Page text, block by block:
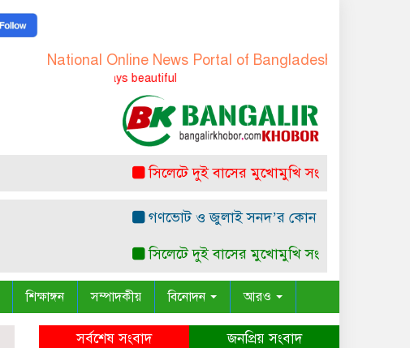
National Online News Portal of Bangladesh-বাংলাদেশের জাতীয়
সিলেটে দুই বাসের মুখোমুখি সংঘর্ষ: নিহত ৭
গণভোট ও জুলাই সনদ’র কোন সাংবিধানিক ও
সিলেটে দুই বাসের মুখোমুখি সংঘর্ষ: নিহত ৭
শিক্ষাঙ্গন সম্পাদকীয় বিনোদন আরও
সর্বশেষ সংবাদ জনপ্রিয় সংবাদ